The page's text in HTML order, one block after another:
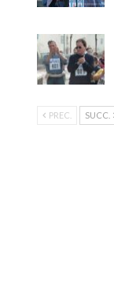
PREC. SUCC.